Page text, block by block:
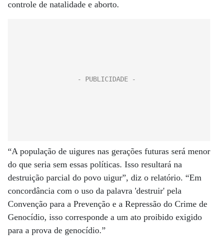
controle de natalidade e aborto.
“A população de uigures nas gerações futuras será menor
do que seria sem essas políticas. Isso resultará na
destruição parcial do povo uigur”, diz o relatório. “Em
concordância com o uso da palavra 'destruir' pela
Convenção para a Prevenção e a Repressão do Crime de
Genocídio, isso corresponde a um ato proibido exigido
para a prova de genocídio.”